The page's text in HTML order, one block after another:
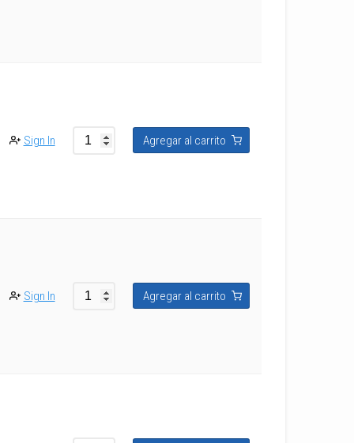
Sign In Agregar al carrito
Sign In Agregar al carrito